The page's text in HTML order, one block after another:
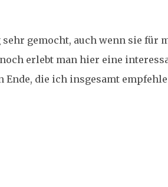
gemocht, auch wenn sie für
erlebt man hier eine
Ende, die ich insgesamt